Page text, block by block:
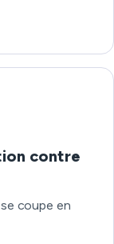
contre
coupe en